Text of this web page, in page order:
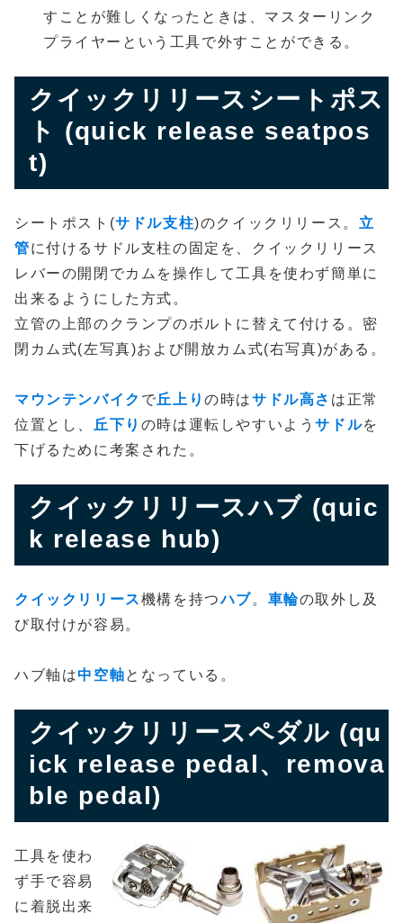
すことが難しくなったときは、マスターリンク
プライヤーという工具で外すことができる。
クイックリリースシートポス
ト (quick release seatpos
t)
シートポスト(サドル支柱)のクイックリリース。 立
管に付けるサドル支柱の固定を、クイックリリース
レバーの開閉でカムを操作して工具を使わず簡単に
出来るようにした方式。
立管の上部のクランプのボルトに替えて付ける。密
閉カム式(左写真)および開放カム式(右写真)がある。
マウンテンバイク で 丘上りの時はサドル高さ は正常
位置とし、
丘下り の時は運転しやすいようサドルを
下げるために考案された。
クイックリリースハブ (quic
k release hub)
クイックリリース機構を持つハブ。 車輪の取外し及
び取付けが容易。
ハブ軸は中空軸となっている。
クイックリリースペダル (qu
ick release pedal、remova
ble pedal)
工具を使わ
ず手で容易
に着脱出来